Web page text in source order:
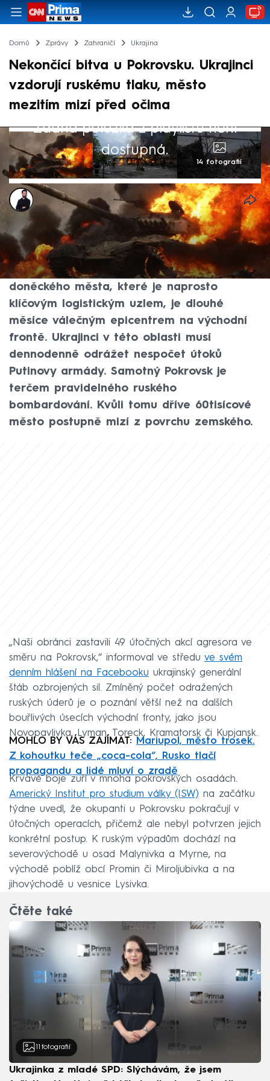
Domů Zprávy Zahraničí Ukrajina
Nekončící bitva u Pokrovsku. Ukrajinci
vzdorují ruskému tlaku, město
mezitím mizí před očima
Žádná položka z playlistu není
dostupná.
14 fotografií
Marek Veselý
4. čvc 2025, 05:19
Už více než rok zuří před branami
Pokrovsku krvavá bitva mezi ukrajinskou a
ruskou armádou. Okolí zmíněného
doněckého města, které je naprosto
klíčovým logistickým uzlem, je dlouhé
měsíce válečným epicentrem na východní
frontě. Ukrajinci v této oblasti musí
dennodenně odrážet nespočet útoků
Putinovy armády. Samotný Pokrovsk je
terčem pravidelného ruského
bombardování. Kvůli tomu dříve 60tisícové
město postupně mizí z povrchu zemského.
„Naši obránci zastavili 49 útočných akcí agresora ve
směru na Pokrovsk,“ informoval ve středu ve svém
denním hlášení na Facebooku ukrajinský generální
štáb ozbrojených sil. Zmíněný počet odražených
ruských úderů je o poznání větší než na dalších
bouřlivých úsecích východní fronty, jako jsou
Novopavlivka, Lyman, Toreck, Kramatorsk či Kupjansk.
MOHLO BY VÁS ZAJÍMAT:
Mariupol, město trosek.
Z kohoutku teče „coca-cola“, Rusko tlačí
propagandu a lidé mluví o zradě
Krvavé boje zuří v mnoha pokrovských osadách.
Americký Institut pro studium války (ISW) na začátku
týdne uvedl, že okupanti u Pokrovsku pokračují v
útočných operacích, přičemž ale nebyl potvrzen jejich
konkrétní postup. K ruským výpadům dochází na
severovýchodě u osad Malynivka a Myrne, na
východě poblíž obcí Promin či Miroljubivka a na
jihovýchodě u vesnice Lysivka.
Čtěte také
fotografií
Ukrajinka z mladé SPD: Slýchávám, že jsem